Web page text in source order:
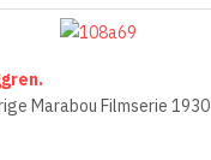
Marabou Filmserie 1930